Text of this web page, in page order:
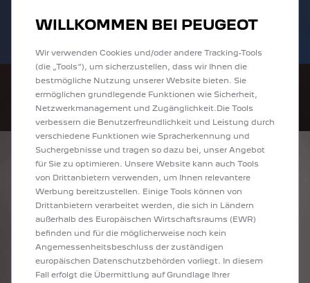
E-Autos und Plug-In-Hybride. Mehr
erfahren >>
2008 zu attraktiven Leasingraten
entdecken!
ENTDECKEN SIE
ALLE TRAVELLER
/EXPERT KOMBI IN
VIERSEN
WILLKOMMEN BEI PEUGEOT
Wir verwenden Cookies und/oder andere Tracking-Tools
(die „Tools“), um sicherzustellen, dass wir Ihnen die
bestmögliche Nutzung unserer Website bieten. Sie
ermöglichen grundlegende Funktionen wie Sicherheit,
Netzwerkmanagement und Zugänglichkeit.Die Tools
verbessern die Benutzerfreundlichkeit und Leistung durch
verschiedene Funktionen wie Spracherkennung und
Suchergebnisse und tragen so dazu bei, unser Angebot
für Sie zu optimieren. Unsere Website kann auch Tools
von Drittanbietern verwenden, um Ihnen relevantere
Werbung bereitzustellen. Einige Tools können von
Drittanbietern verarbeitet werden, die sich in Ländern
außerhalb des Europäischen Wirtschaftsraums (EWR)
befinden und für die möglicherweise noch kein
Angemessenheitsbeschluss der zuständigen
europäischen Datenschutzbehörden vorliegt. In diesem
Fall erfolgt die Übermittlung auf Grundlage Ihrer